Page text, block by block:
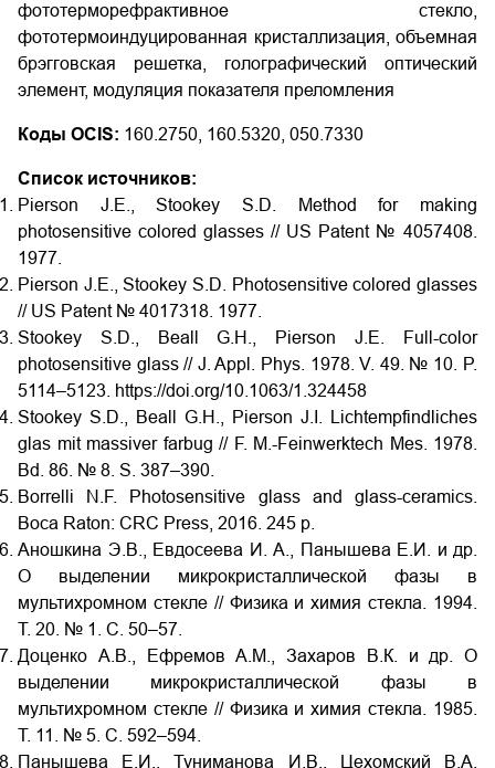
фототерморефрактивное стекло,
фототермоиндуцированная кристаллизация, объемная
брэгговская решетка, голографический оптический
элемент, модуляция показателя преломления
Коды OCIS: 160.2750, 160.5320, 050.7330
Список источников:
Pierson J.E., Stookey S.D. Method for making
photosensitive colored glasses // US Patent № 4057408.
1977.
Pierson J.E., Stookey S.D. Photosensitive colored glasses
// US Patent № 4017318. 1977.
Stookey S.D., Beall G.H., Pierson J.E. Full-color
photosensitive glass // J. Appl. Phys. 1978. V. 49. № 10. P.
5114–5123. https://doi.org/10.1063/1.324458
Stookey S.D., Beall G.H., Pierson J.I. Lichtempfindliches
glas mit massiver farbug // F. M.-Feinwerktech Mes. 1978.
Bd. 86. № 8. S. 387–390.
Borrelli N.F. Photosensitive glass and glass-ceramics.
Boca Raton: CRC Press, 2016. 245 p.
Аношкина Э.В., Евдосеева И. А., Панышева Е.И. и др.
О выделении микрокристаллической фазы в
мультихромном стекле // Физика и химия стекла. 1994.
Т. 20. № 1. С. 50–57.
Доценко А.В., Ефремов А.М., Захаров В.К. и др. О
выделении микрокристаллической фазы в
мультихромном стекле // Физика и химия стекла. 1985.
Т. 11. № 5. С. 592–594.
Панышева Е.И., Туниманова И.В., Цехомский В.А.